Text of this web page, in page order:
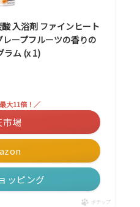
入浴剤 ファインヒート
ープフルーツの香りの
ラム (x 1)
大11倍！／
市場
ッピング
ポチップ